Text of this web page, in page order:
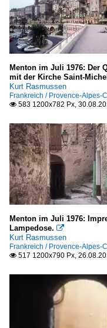
Menton im Juli 1976: Der
mit der Kirche Saint-
Kurt Rasmussen
Frankreich / Provence-Alpes-
 583 1200x782 Px,
Menton im Juli 1976:
Lampedose. 
Kurt Rasmussen
Frankreich / Provence-Alpes-
 517 1200x790 Px,